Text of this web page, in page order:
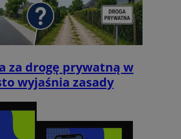
za drogę prywatną w
wyjaśnia zasady